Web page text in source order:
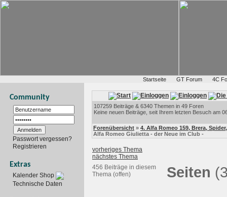
Startseite GT Forum 4C
Community
Passwort vergessen?
Registrieren
Extras
Kalender Shop
Technische Daten
107259 Beiträge & 6340 Themen in 49 Foren
Keine neuen Beiträge, seit Ihrem letzten Besuch am
Forenübersicht » 4. Alfa Romeo 159, Brera,
Alfa Romeo Giulietta - der Neue im Club -
vorheriges Thema
nächstes Thema
456 Beiträge in diesem
Thema (offen)
Seiten